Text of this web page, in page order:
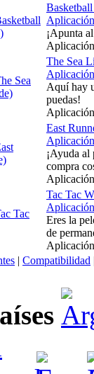
Aplicación
¡Apunta
The Sea
Aplicación
Aquí hay
puedas!
East
Aplicación
¡Ayuda al
compra
Tac Tac
Aplicación
Eres la
de
| Compatibilidad